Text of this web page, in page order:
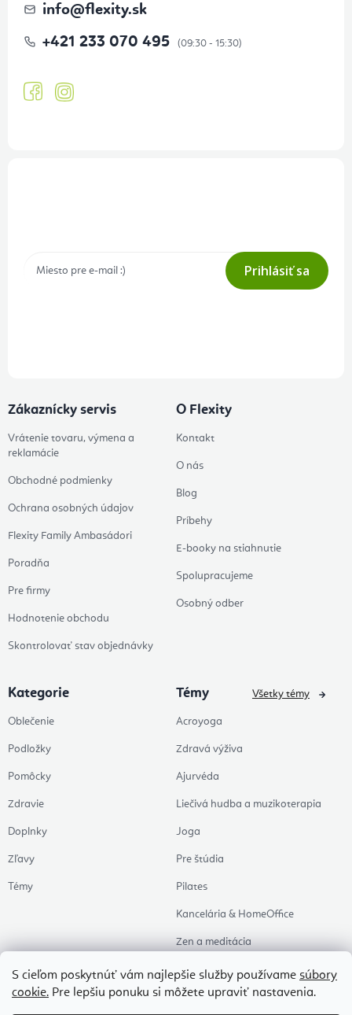
S cieľom poskytnúť vám najlepšie služby používame súbory
cookie. Pre lepšiu ponuku si môžete upraviť nastavenia.
info@flexity.sk
+421 233 070 495
Prihlásiť sa
Zákaznícky servis
Vrátenie tovaru, výmena a
reklamácie
Obchodné podmienky
Ochrana osobných údajov
Flexity Family Ambasádori
Poradňa
Pre firmy
Hodnotenie obchodu
Skontrolovať stav objednávky
O Flexity
Kontakt
O nás
Blog
Príbehy
E-booky na stiahnutie
Spolupracujeme
Osobný odber
Kategorie
Oblečenie
Podložky
Pomôcky
Zdravie
Doplnky
Zľavy
Témy
Témy
Acroyoga
Zdravá výživa
Ajurvéda
Liečivá hudba a muzikoterapia
Joga
Pre štúdia
Pilates
Kancelária & HomeOffice
Zen a meditácia
Aromaterapia
Zdravý spánok
Všetky témy